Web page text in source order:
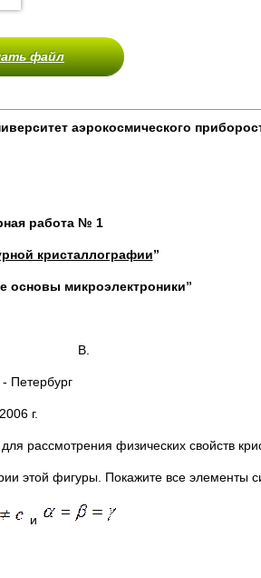
файл
аэрокосмического
работа № 1
кристаллографии”
основы микроэлектроники”
Петербург
2006 г.
рассмотрения физических свойств
этой фигуры. Покажите все элементы
и